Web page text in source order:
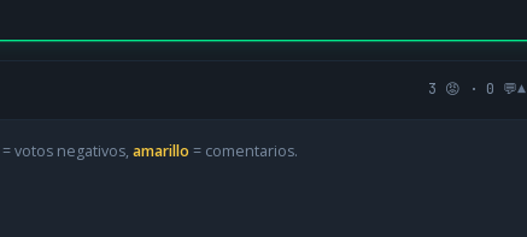
3 😡 · 0 💬▾
= votos negativos, amarillo = comentarios.